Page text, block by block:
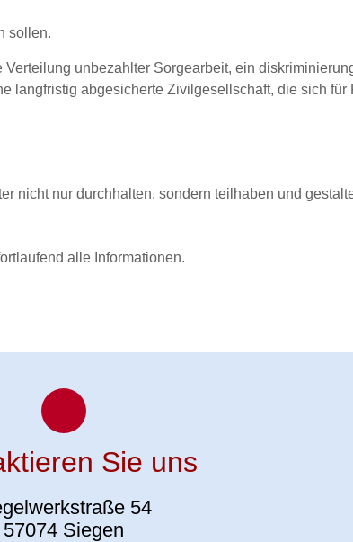
sollen.
unbezahlter Sorgearbeit, ein
abgesicherte Zivilgesellschaft, die sich für
nicht nur durchhalten, sondern teilhaben und
alle Informationen.
Sie uns
54
57074 Siegen